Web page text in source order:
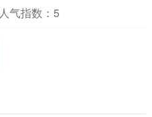
人气指数： 5